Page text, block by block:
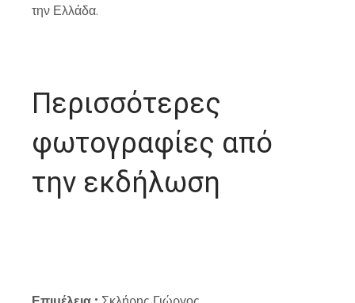
την Ελλάδα.
Περισσότερες
φωτογραφίες από
την εκδήλωση